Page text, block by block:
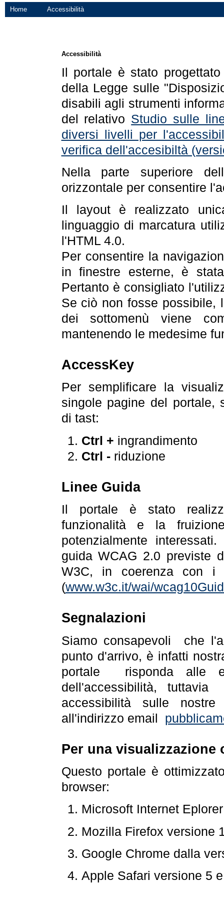
Home Accessibilità
Accessibilità
Il portale è stato
della Legge sulle
disabili agli strumenti
del relativo Studio sulle
diversi livelli per
verifica dell'accesibiltà
Nella parte superiore
orizzontale per consentire
Il layout è realizzato
linguaggio di marcatura
l'HTML 4.0.
Per consentire la
in finestre esterne, è
Pertanto è consigliato
Se ciò non fosse possibile,
dei sottomenù viene
mantenendo le medesime
AccessKey
Per semplificare la
singole pagine del portale,
di tast:
Ctrl + ingrandimento
Ctrl -riduzione
Linee Guida
Il portale è stato
funzionalità e la
potenzialmente
guida WCAG 2.0 previste
W3C, in coerenza con i
(www.w3c.it/wai/
Segnalazioni
Siamo consapevoli che
punto d'arrivo, è infatti
portale risponda alle
dell'accessibilità,
accessibilità sulle
all'indirizzo email
Per una visualizzazione
Questo portale è
browser:
Microsoft Internet
Mozilla Firefox versione
Google Chrome dalla
Apple Safari versione 5